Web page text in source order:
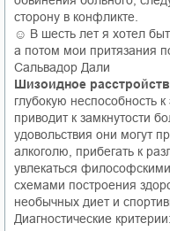
сторону в конфликте.
☺ В шесть лет я хотел
а потом мои притязания
Сальвадор Дали
Шизоидное
глубокую неспособность
приводит к замкнутости
удовольствия они могут
алкоголю, прибегать к
увлекаться
схемами построения
необычных диет и
Диагностические